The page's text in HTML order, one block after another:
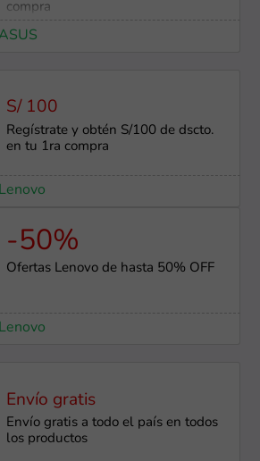
compra
S/ 100
Regístrate y obtén S/100 de dscto.
en tu 1ra compra
-50%
Ofertas Lenovo de hasta 50% OFF
Envío gratis
Envío gratis a todo el país en todos
los productos